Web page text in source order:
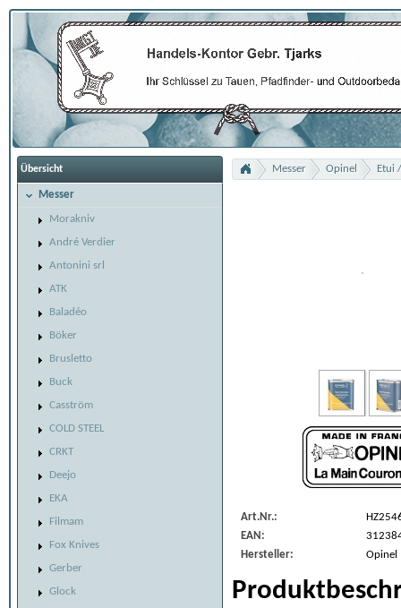
Übersicht
Messer
Morakniv
André Verdier
Antonini srl
ATK
Baladéo
Böker
Brusletto
Buck
Casström
COLD STEEL
CRKT
Deejo
EKA
Filmam
Fox Knives
Gerber
Glock
Messer Opinel Etui
Art.Nr.:
EAN:
Hersteller:
Opinel